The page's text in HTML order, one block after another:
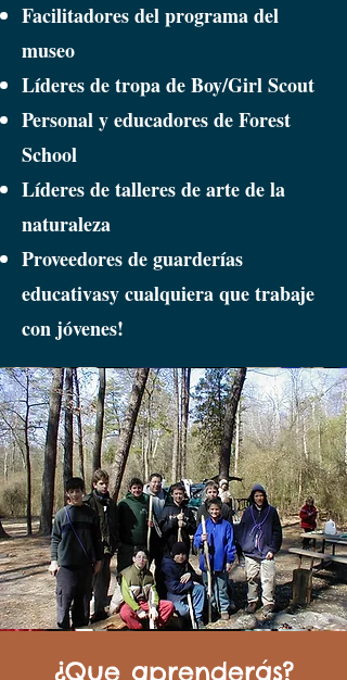
Facilitadores del programa del
museo
Líderes de tropa de Boy/Girl Scout
Personal y educadores de Forest
School
Líderes de talleres de arte de la
naturaleza
Proveedores de guarderías
educativasy cualquiera que trabaje
con jóvenes!
¿Que aprenderás?